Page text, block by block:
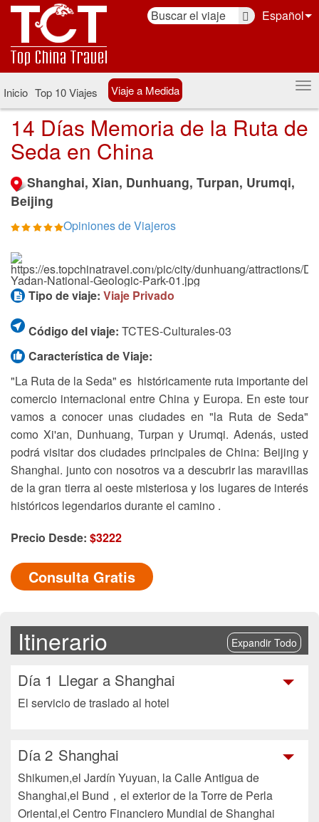
Español
Inicio Top 10 Viajes Viaje a Medida
14 Días Memoria de la Ruta de
Seda en China
Shanghai, Xian, Dunhuang, Turpan, Urumqi,
Beijing
Opiniones de Viajeros
Tipo de viaje: Viaje Privado
Código del viaje: TCTES-Culturales-03
Característica de Viaje:
"La Ruta de la Seda" es históricamente ruta importante del
comercio internacional entre China y Europa. En este tour
vamos a conocer unas ciudades en "la Ruta de Seda"
como Xi'an, Dunhuang, Turpan y Urumqi. Adenás, usted
podrá visitar dos ciudades principales de China: Beijing y
Shanghai. junto con nosotros va a descubrir las maravillas
de la gran tierra al oeste misteriosa y los lugares de interés
históricos legendarios durante el camino .
Precio Desde: $3222
Consulta Gratis
Itinerario Expandir Todo
Día 1 Llegar a Shanghai
El servicio de traslado al hotel
Día 2 Shanghai
Shikumen,el Jardín Yuyuan, la Calle Antigua de
Shanghai,el Bund，el exterior de la Torre de Perla
Oriental,el Centro Financiero Mundial de Shanghai